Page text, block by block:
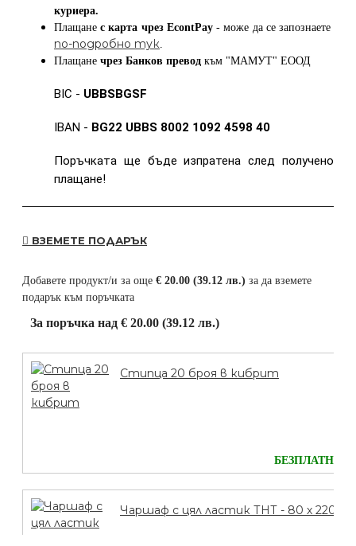
куриера.
Плащанес карта чрез EcontPay- може да се запознаете
по-подробно тук
Плащане чрез Банков превод към "МАМУТ" ЕООД
BIC - UBBSBGSF
IBAN - BG22 UBBS 8002 1092 4598 40
Поръчката ще бъде изпратена след получено
плащане!
ВЗЕМЕТЕ ПОДАРЪК
Добавете продукт/и за още € 20.00 (39.12 лв.) за да вземете
подарък към поръчката
За поръчка над € 20.00 (39.12 лв.)
Стипца 20 броя в кибрит
БЕЗПЛАТНО
Чаршаф с цял ластик ТНТ - 80 х 220